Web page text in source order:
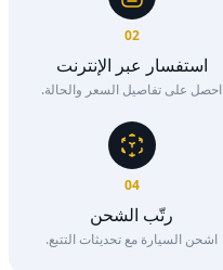
02
استفسار عبر الإنترنت
احصل على تفاصيل السعر والحالة.
04
رتّب الشحن
اشحن السيارة مع تحديثات التتبع.